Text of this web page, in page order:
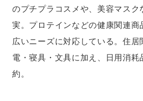
のプチプラコスメや、美容マスク
実。プロテインなどの健康関連商
広いニーズに対応している。住居
電・寝具・文具に加え、日用消耗
約。